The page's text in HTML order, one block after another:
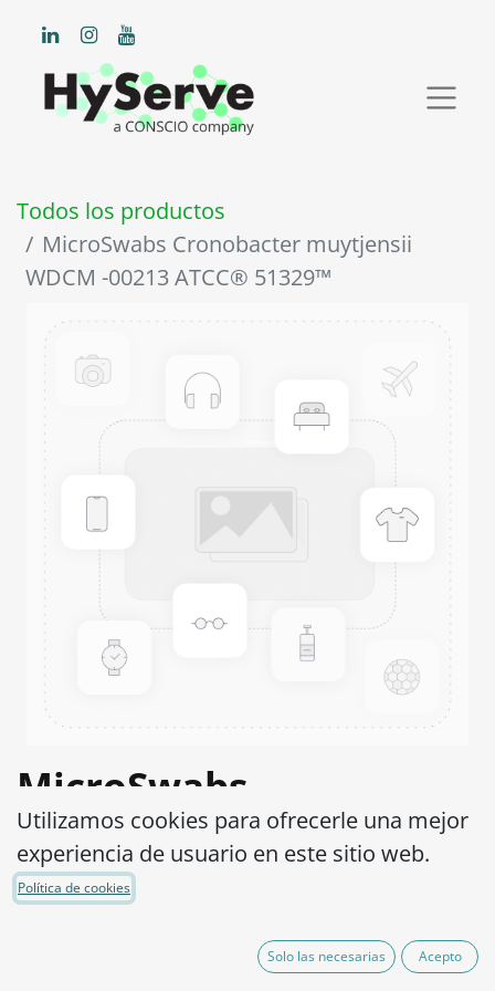
Todos los productos
MicroSwabs Cronobacter muytjensii
WDCM -00213 ATCC® 51329™
MicroSwabs
Cronobacter muytjensii
WDCM -00213 ATCC®
MSE0340010
Utilizamos cookies para ofrecerle una mejor
experiencia de usuario en este sitio web.
Política de cookies
Solo las necesarias Acepto